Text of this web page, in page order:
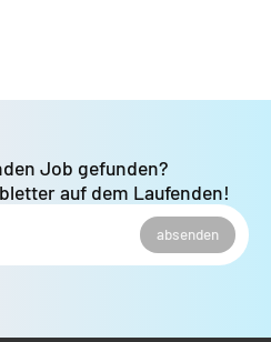
absenden
Job gefunden?
auf dem Laufenden!